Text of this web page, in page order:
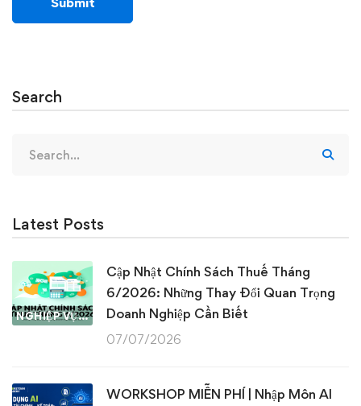
Search
for:
Latest Posts
NGHIỆP VỤ KẾ TOÁN & THUẾ
Cập Nhật Chính Sách Thuế Tháng
6/2026: Những Thay Đổi Quan Trọng
Doanh Nghiệp Cần Biết
07/07/2026
WORKSHOP MIỄN PHÍ | Nhập Môn AI